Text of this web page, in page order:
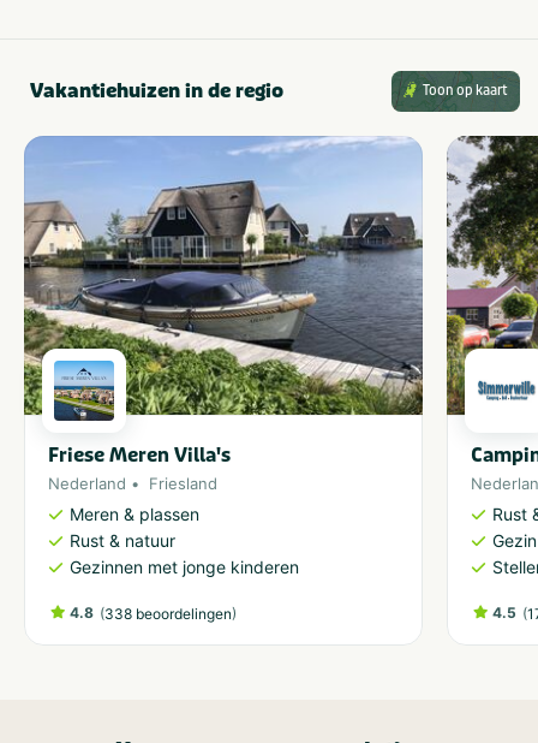
Vakantiehuizen in de regio Toon op kaart
Friese Meren Villa's
Nederland Friesland
Meren & plassen
Rust & natuur
Gezinnen met jonge kinderen
4.8 (338 beoordelingen)
Rust
4.5 (